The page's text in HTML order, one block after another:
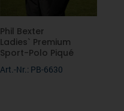
Phil Bexter
Ladies` Premium
Sport-Polo Piqué
Art.-Nr.: PB-6630